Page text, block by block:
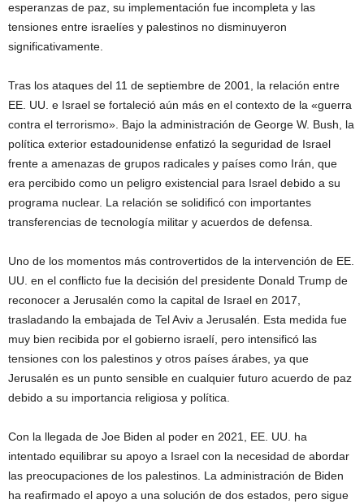
esperanzas de paz, su implementación fue incompleta y las
tensiones entre israelíes y palestinos no disminuyeron
significativamente.
Tras los ataques del 11 de septiembre de 2001, la relación entre
EE. UU. e Israel se fortaleció aún más en el contexto de la «guerra
contra el terrorismo». Bajo la administración de George W. Bush, la
política exterior estadounidense enfatizó la seguridad de Israel
frente a amenazas de grupos radicales y países como Irán, que
era percibido como un peligro existencial para Israel debido a su
programa nuclear. La relación se solidificó con importantes
transferencias de tecnología militar y acuerdos de defensa.
Uno de los momentos más controvertidos de la intervención de EE.
UU. en el conflicto fue la decisión del presidente Donald Trump de
reconocer a Jerusalén como la capital de Israel en 2017,
trasladando la embajada de Tel Aviv a Jerusalén. Esta medida fue
muy bien recibida por el gobierno israelí, pero intensificó las
tensiones con los palestinos y otros países árabes, ya que
Jerusalén es un punto sensible en cualquier futuro acuerdo de paz
debido a su importancia religiosa y política.
Con la llegada de Joe Biden al poder en 2021, EE. UU. ha
intentado equilibrar su apoyo a Israel con la necesidad de abordar
las preocupaciones de los palestinos. La administración de Biden
ha reafirmado el apoyo a una solución de dos estados, pero sigue